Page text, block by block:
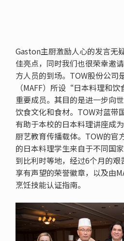
Gaston主厨激励人心的发言无
佳亮点，同时我们也很荣幸邀
方人员的到场。TOW股份公司
（MAFF）所设“日本料理和
重要成员。其目的是进一步向
饮食文化和食材。TOW对蓝带
有助于本校的日本料理讲座成
厨艺教育传播载体。TOW的官
的日本料理学生来自于不同国
到比利时等地，经过6个月的
享有声望的荣誉徽章，以及由
烹饪技能认证指南。